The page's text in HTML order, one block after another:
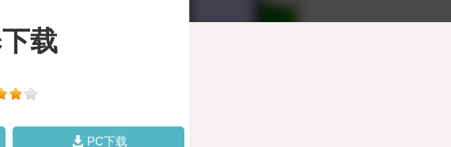
载
PC下载